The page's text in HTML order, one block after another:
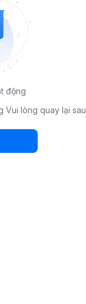
động
Vui lòng quay lại sau